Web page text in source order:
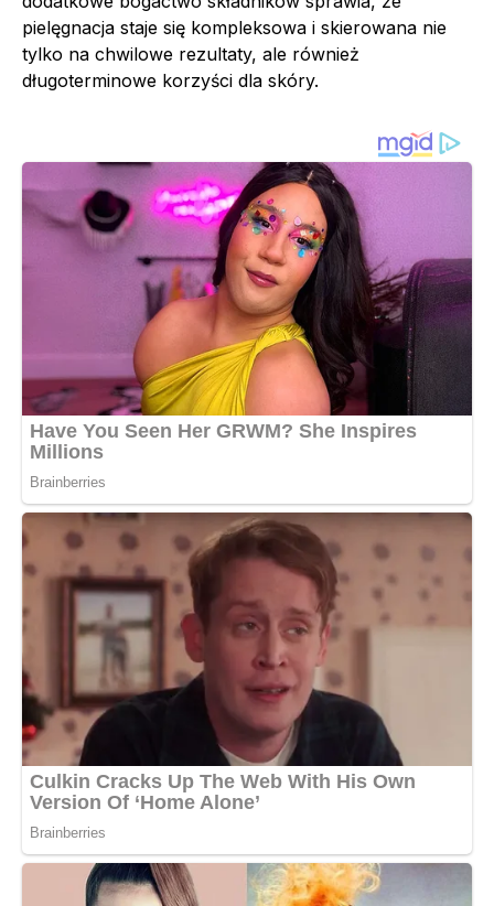
pielęgnacja staje się kompleksowa i skierowana nie
tylko na chwilowe rezultaty, ale również
długoterminowe korzyści dla skóry.